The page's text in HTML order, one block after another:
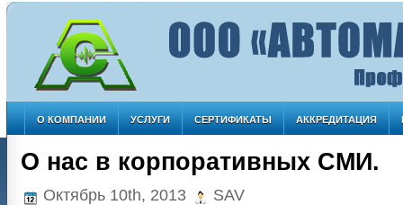
О КОМПАНИИ УСЛУГИ СЕРТИФИКАТЫ АККРЕДИТАЦИЯ
О нас в корпоративных СМИ.
Октябрь 10th, 2013 SAV